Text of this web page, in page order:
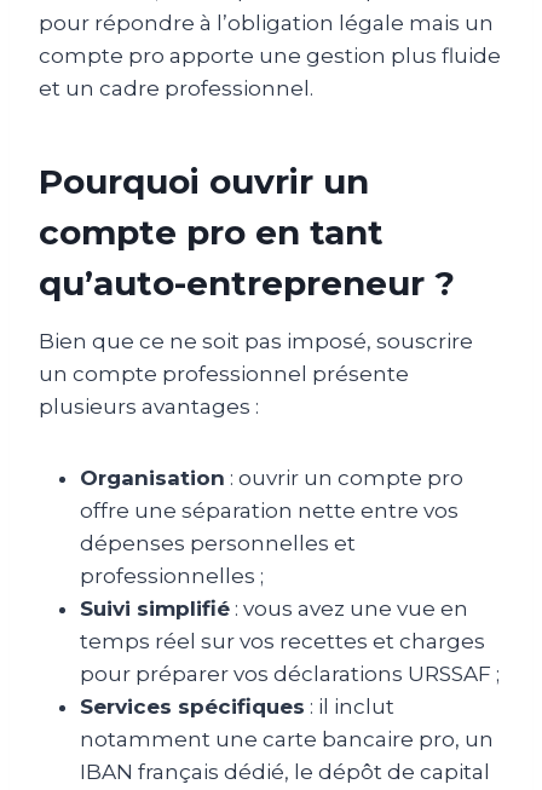
pour répondre à l’obligation légale mais un
compte pro apporte une gestion plus fluide
et un cadre professionnel.
Pourquoi ouvrir un
compte pro en tant
qu’auto-entrepreneur ?
Bien que ce ne soit pas imposé, souscrire
un compte professionnel présente
plusieurs avantages :
Organisation : ouvrir un compte pro
offre une séparation nette entre vos
dépenses personnelles et
professionnelles ;
Suivi simplifié : vous avez une vue en
temps réel sur vos recettes et charges
pour préparer vos déclarations URSSAF ;
Services spécifiques : il inclut
notamment une carte bancaire pro, un
IBAN français dédié, le dépôt de capital